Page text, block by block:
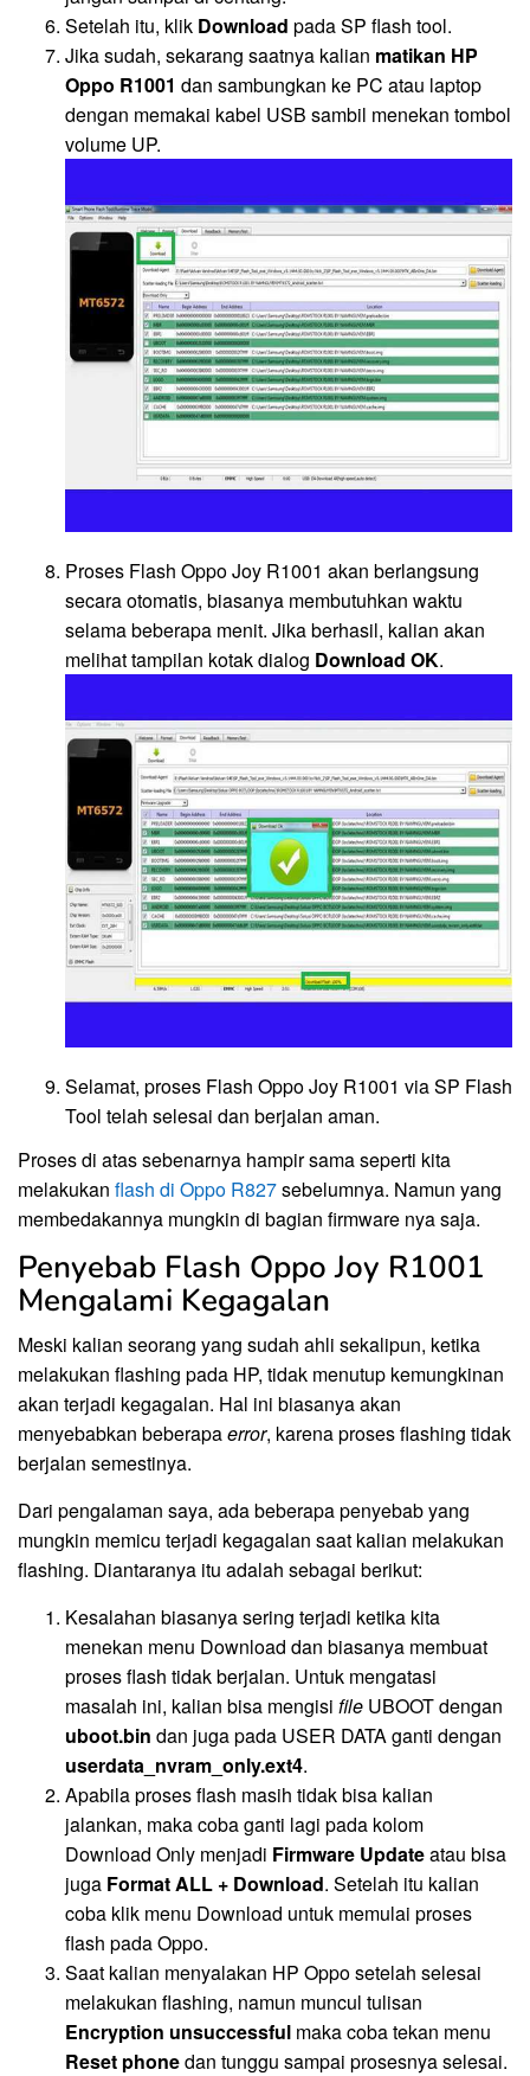
Setelah itu, klik Download pada SP flash tool.
Jika sudah, sekarang saatnya kalian matikan HP
Oppo R1001 dan sambungkan ke PC atau laptop
dengan memakai kabel USB sambil menekan tombol
volume UP.
Proses Flash Oppo Joy R1001 akan berlangsung
secara otomatis, biasanya membutuhkan waktu
selama beberapa menit. Jika berhasil, kalian akan
melihat tampilan kotak dialog Download OK.
Selamat, proses Flash Oppo Joy R1001 via SP Flash
Tool telah selesai dan berjalan aman.
Proses di atas sebenarnya hampir sama seperti kita
melakukan flash di Oppo R827sebelumnya. Namun yang
membedakannya mungkin di bagian firmware nya saja.
Penyebab Flash Oppo Joy R1001
Mengalami Kegagalan
Meski kalian seorang yang sudah ahli sekalipun, ketika
melakukan flashing pada HP, tidak menutup kemungkinan
akan terjadi kegagalan. Hal ini biasanya akan
menyebabkan beberapaerror, karena proses flashing tidak
berjalan semestinya.
Dari pengalaman saya, ada beberapa penyebab yang
mungkin memicu terjadi kegagalan saat kalian melakukan
flashing. Diantaranya itu adalah sebagai berikut:
Kesalahan biasanya sering terjadi ketika kita
menekan menu Download dan biasanya membuat
proses flash tidak berjalan. Untuk mengatasi
masalah ini, kalian bisa mengisi file UBOOT dengan
uboot.bin dan juga pada USER DATA ganti dengan
userdata_nvram_only.ext4.
Apabila proses flash masih tidak bisa kalian
jalankan, maka coba ganti lagi pada kolom
Download Only menjadi Firmware Updateatau bisa
juga Format ALL + Download. Setelah itu kalian
coba klik menu Download untuk memulai proses
flash pada Oppo.
Saat kalian menyalakan HP Oppo setelah selesai
melakukan flashing, namun muncul tulisan
Encryption unsuccessful maka coba tekan menu
Reset phonedan tunggu sampai prosesnya selesai.